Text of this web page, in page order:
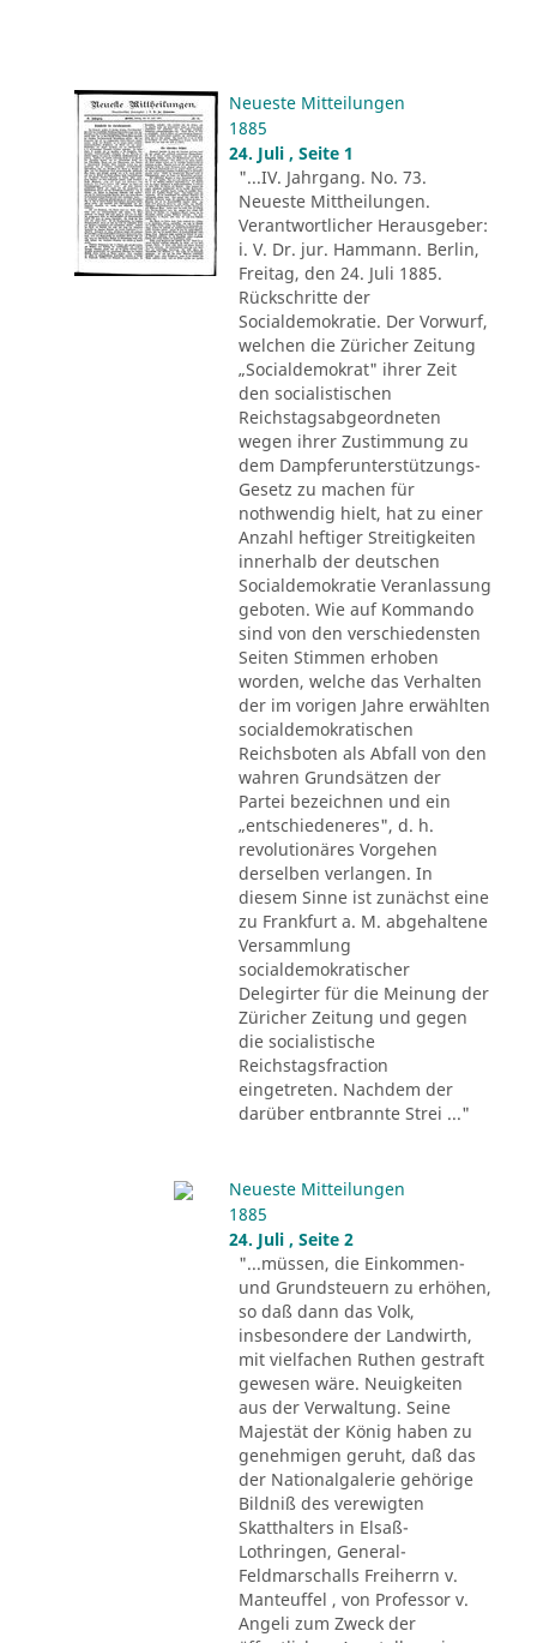
Neueste Mitteilungen
1885
24. Juli , Seite 1
"...IV. Jahrgang. No. 73.
Neueste Mittheilungen.
Verantwortlicher Herausgeber:
i. V. Dr. jur. Hammann. Berlin,
Freitag, den 24. Juli 1885.
Rückschritte der
Socialdemokratie. Der Vorwurf,
welchen die Züricher Zeitung
„Socialdemokrat" ihrer Zeit
den socialistischen
Reichstagsabgeordneten
wegen ihrer Zustimmung zu
dem Dampferunterstützungs-
Gesetz zu machen für
nothwendig hielt, hat zu einer
Anzahl heftiger Streitigkeiten
innerhalb der deutschen
Socialdemokratie Veranlassung
geboten. Wie auf Kommando
sind von den verschiedensten
Seiten Stimmen erhoben
worden, welche das Verhalten
der im vorigen Jahre erwählten
socialdemokratischen
Reichsboten als Abfall von den
wahren Grundsätzen der
Partei bezeichnen und ein
„entschiedeneres", d. h.
revolutionäres Vorgehen
derselben verlangen. In
diesem Sinne ist zunächst eine
zu Frankfurt a. M. abgehaltene
Versammlung
socialdemokratischer
Delegirter für die Meinung der
Züricher Zeitung und gegen
die socialistische
Reichstagsfraction
eingetreten. Nachdem der
darüber entbrannte Strei ..."
Neueste Mitteilungen
1885
24. Juli , Seite 2
"...müssen, die Einkommen-
und Grundsteuern zu erhöhen,
so daß dann das Volk,
insbesondere der Landwirth,
mit vielfachen Ruthen gestraft
gewesen wäre. Neuigkeiten
aus der Verwaltung. Seine
Majestät der König haben zu
genehmigen geruht, daß das
der Nationalgalerie gehörige
Bildniß des verewigten
Skatthalters in Elsaß-
Lothringen, General-
Feldmarschalls Freiherrn v.
Manteuffel , von Professor v.
Angeli zum Zweck der